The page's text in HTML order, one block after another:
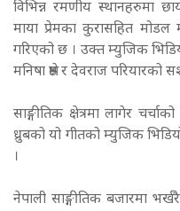
विभिन्न रमणीय स्थानहरुमा
माया प्रेमका कुरासहित मोडल
गरिएको छ । उक्त म्युजिक
मनिषा श्रेष्ठ र देवराज
साङ्गीतिक क्षेत्रमा लागेर
ध्रुबको यो गीतको म्युजिक
।
नेपाली साङ्गीतिक बजारमा